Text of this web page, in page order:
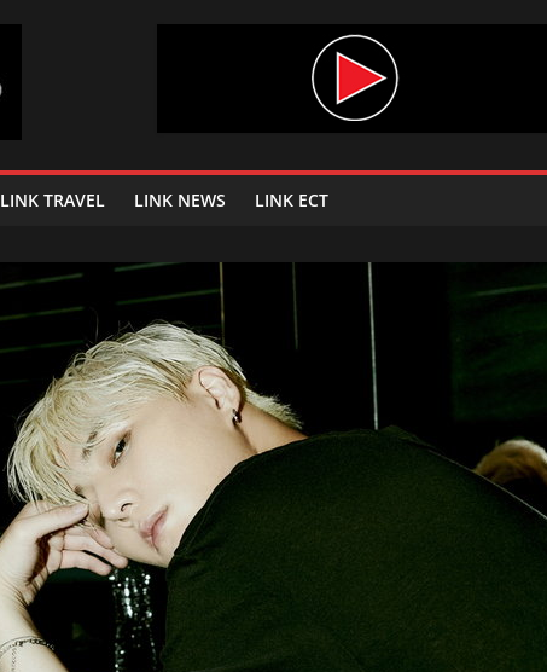
LINK TRAVEL LINK NEWS LINK ECT